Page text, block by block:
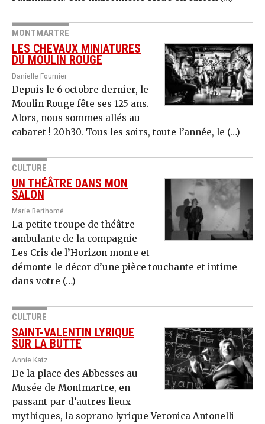
MONTMARTRE
LES CHEVAUX MINIATURES
DU MOULIN ROUGE
Danielle Fournier
Depuis le 6 octobre dernier, le
Moulin Rouge fête ses 125 ans.
Alors, nous sommes allés au
cabaret ! 20h30. Tous les soirs, toute l’année, le (…)
CULTURE
UN THÉÂTRE DANS MON
SALON
Marie Berthomé
La petite troupe de théâtre
ambulante de la compagnie
Les Cris de l’Horizon monte et
démonte le décor d’une pièce touchante et intime
dans votre (…)
CULTURE
SAINT-VALENTIN LYRIQUE
SUR LA BUTTE
Annie Katz
De la place des Abbesses au
Musée de Montmartre, en
passant par d’autres lieux
mythiques, la soprano lyrique Veronica Antonelli